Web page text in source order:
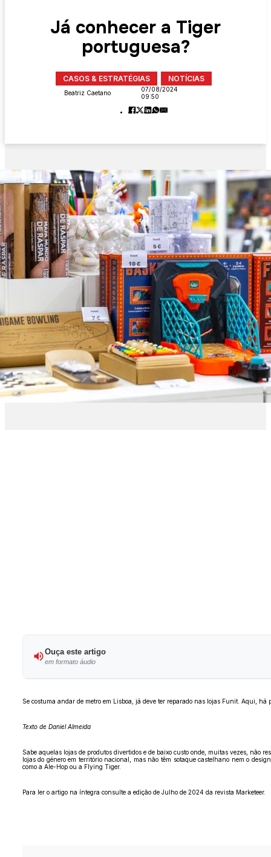
Já conhecer a Tiger
portuguesa?
CASOS & ESTRATÉGIAS NOTÍCIAS
Beatriz Caetano
07/08/2024
09:50
Ouça este artigo
em formato áudio
Se costuma andar de metro em Lisboa, já deve ter reparado nas lojas Funit. Aqui,
Texto de Daniel Almeida
Sabe aquelas lojas de produtos divertidos e de baixo custo onde, muitas vezes, não
lojas do género em território nacional, mas não têm sotaque castelhano nem o
como a Ale-Hop ou a Flying Tiger.
Para ler o artigo na íntegra consulte a edição de Julho de 2024 da revista Marketeer.